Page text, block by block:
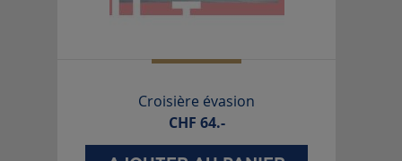
Croisière évasion
CHF 64.-